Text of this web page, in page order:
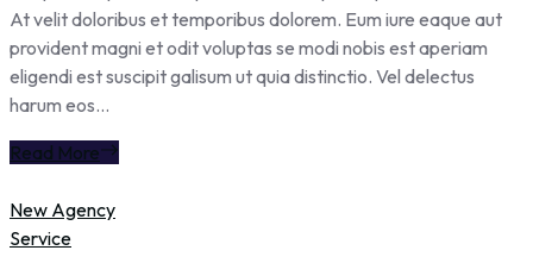
At velit doloribus et temporibus dolorem. Eum iure eaque aut
provident magni et odit voluptas se modi nobis est aperiam
eligendi est suscipit galisum ut quia distinctio. Vel delectus
harum eos...
Read More
New Agency
Service